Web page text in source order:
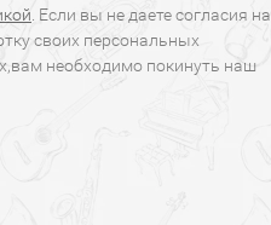
. Если вы не даете согласия на
своих персональных
необходимо покинуть наш